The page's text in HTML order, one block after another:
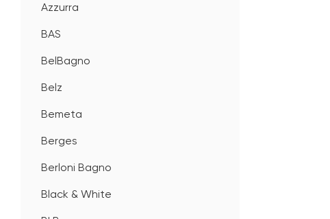
Azzurra
BAS
BelBagno
Belz
Bemeta
Berges
Berloni Bagno
Black & White